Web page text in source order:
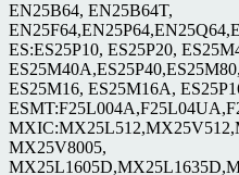
EN25B64, EN25B64T,
ES:ES25P10, ES25P20,
ES25M16, ES25M16A,
MX25V8005,